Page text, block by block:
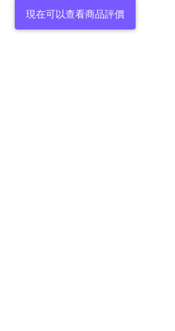
現在可以查看商品評價